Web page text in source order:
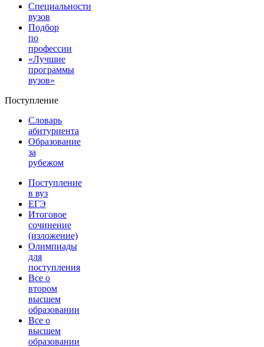
Специальности
вузов
Подбор
по
профессии
«Лучшие
программы
вузов»
Поступление
Словарь
абитуриента
Образование
за
рубежом
Поступление
в вуз
ЕГЭ
Итоговое
сочинение
(изложение)
Олимпиады
для
поступления
Все о
втором
высшем
образовании
Все о
высшем
образовании